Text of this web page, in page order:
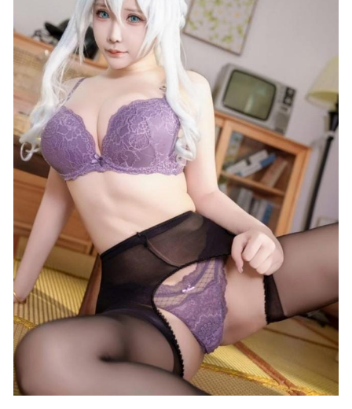
[Xiuren秀人网]2025.02.13 NO.9879 Carol周妍希
X[53+1P/580MB]
2025-08-17
[Xiuren秀人网]2024.08.22 NO.9049 智恩baby[70+1P/656MB]
2024-12-09
[XIAOYU语画界]2022.04.01 VOL.749 芝芝Booty[80+1P／
633MB] 2023-02-28
[Xiuren秀人网]2022.12.22 NO.6028 奈奈子[79+1P／695MB]
2023-05-11
喵糖映画 VOL.113 白丝宅T[38P/803M] 2023-01-27